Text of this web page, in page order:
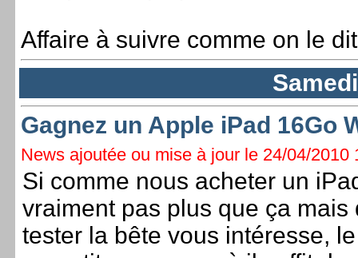
Affaire à suivre comme on le
Gagnez un Apple iPad 16Go
News ajoutée ou mise à jour le 24/04/2010
Si comme nous acheter un
vraiment pas plus que ça mais
tester la bête vous intéresse,